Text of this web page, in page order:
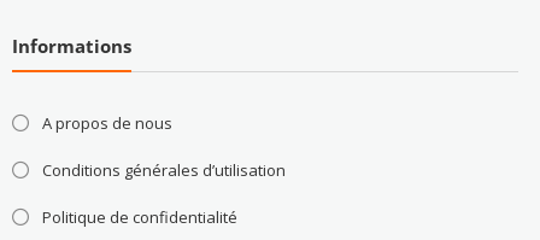
Informations
A propos de nous
Conditions générales d’utilisation
Politique de confidentialité